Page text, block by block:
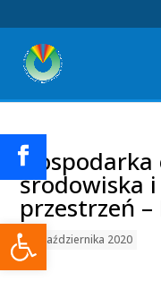
Otwórz pasek narzędzi
środowiska
przestrzeń –
01 października 2020